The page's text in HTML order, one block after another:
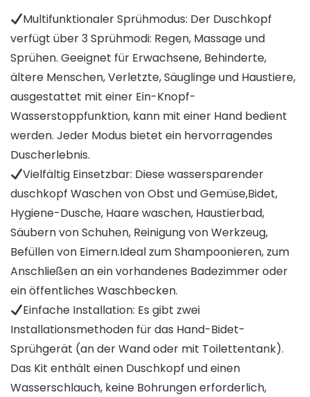
Multifunktionaler Sprühmodus: Der Duschkopf
verfügt über 3 Sprühmodi: Regen, Massage und
Sprühen. Geeignet für Erwachsene, Behinderte,
ältere Menschen, Verletzte, Säuglinge und Haustiere,
ausgestattet mit einer Ein-Knopf-
Wasserstoppfunktion, kann mit einer Hand bedient
werden. Jeder Modus bietet ein hervorragendes
Duscherlebnis.
Vielfältig Einsetzbar: Diese wassersparender
duschkopf Waschen von Obst und Gemüse,Bidet,
Hygiene-Dusche, Haare waschen, Haustierbad,
Säubern von Schuhen, Reinigung von Werkzeug,
Befüllen von Eimern.Ideal zum Shampoonieren, zum
Anschließen an ein vorhandenes Badezimmer oder
ein öffentliches Waschbecken.
Einfache Installation: Es gibt zwei
Installationsmethoden für das Hand-Bidet-
Sprühgerät (an der Wand oder mit Toilettentank).
Das Kit enthält einen Duschkopf und einen
Wasserschlauch, keine Bohrungen erforderlich,